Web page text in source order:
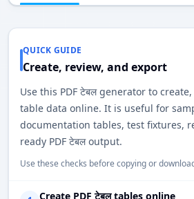
QUICK GUIDE
Create, review, and export
Use this PDF टेबल generator to
table data online. It is useful for
documentation tables, test fixtures,
ready PDF टेबल output.
Use these checks before copying or
Create PDF टेबल tables online